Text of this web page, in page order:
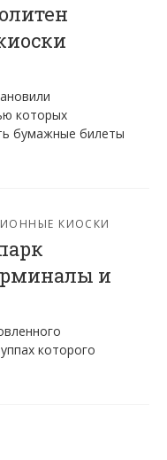
которых
бумажные билеты
КИОСКИ
и
которого